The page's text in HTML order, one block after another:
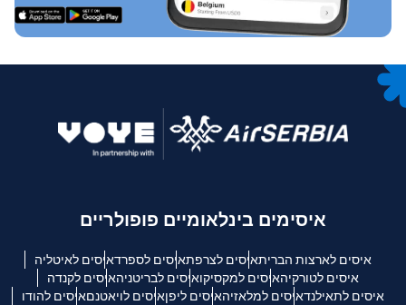
איסימים בינלאומיים פופולריים
איסים לארצות הבריתאיסים לצרפתאיסים לספרדאיסים לאיטליה
איסים לטורקיהאיסים למקסיקואיסים לבריטניהאיסים לקנדה
איסים לתאילנדאיסים למלאזיהאיסים ליפןאיסים לויאטנםאיסים להודו